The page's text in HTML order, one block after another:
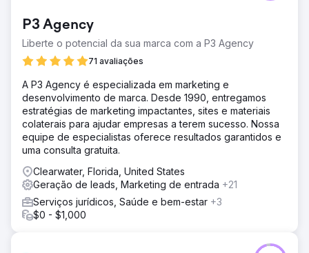
P3 Agency
Liberte o potencial da sua marca com a P3 Agency
71 avaliações
A P3 Agency é especializada em marketing e
desenvolvimento de marca. Desde 1990, entregamos
estratégias de marketing impactantes, sites e materiais
colaterais para ajudar empresas a terem sucesso. Nossa
equipe de especialistas oferece resultados garantidos e
uma consulta gratuita.
Clearwater, Florida, United States
Geração de leads, Marketing de entrada +21
Serviços jurídicos, Saúde e bem-estar +3
$0 - $1,000